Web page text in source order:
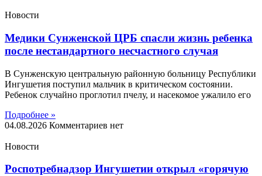
Новости
Медики Сунженской ЦРБ спасли жизнь ребенка
после нестандартного несчастного случая
В Сунженскую центральную районную больницу Республики
Ингушетия поступил мальчик в критическом состоянии.
Ребенок случайно проглотил пчелу, и насекомое ужалило его
Подробнее »
04.08.2026 Комментариев нет
Новости
Роспотребнадзор Ингушетии открыл «горячую